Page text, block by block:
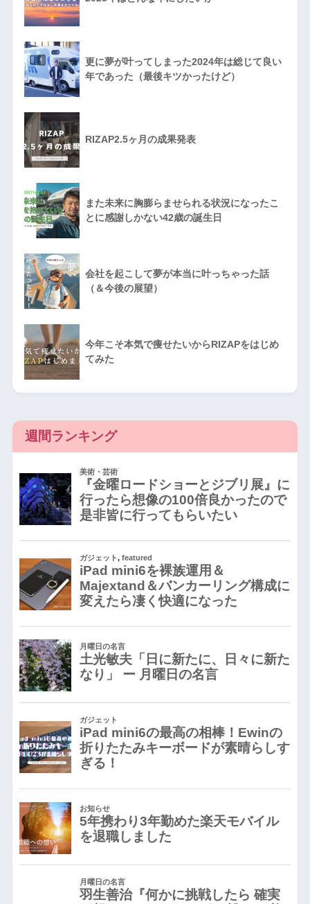
更に夢が叶ってしまった2024年は総じて良い
年であった（最後キツかったけど）
RIZAP2.5ヶ月の成果発表
また未来に胸膨らませられる状況になったこ
とに感謝しかない42歳の誕生日
会社を起こして夢が本当に叶っちゃった話
（＆今後の展望）
今年こそ本気で痩せたいからRIZAPをはじめ
てみた
週間ランキング